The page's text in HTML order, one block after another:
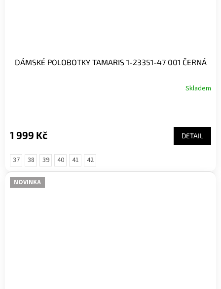
DÁMSKÉ POLOBOTKY TAMARIS 1-23351-47 001 ČERNÁ
Skladem
1 999 Kč DETAIL
37 38 39 40 41 42
NOVINKA